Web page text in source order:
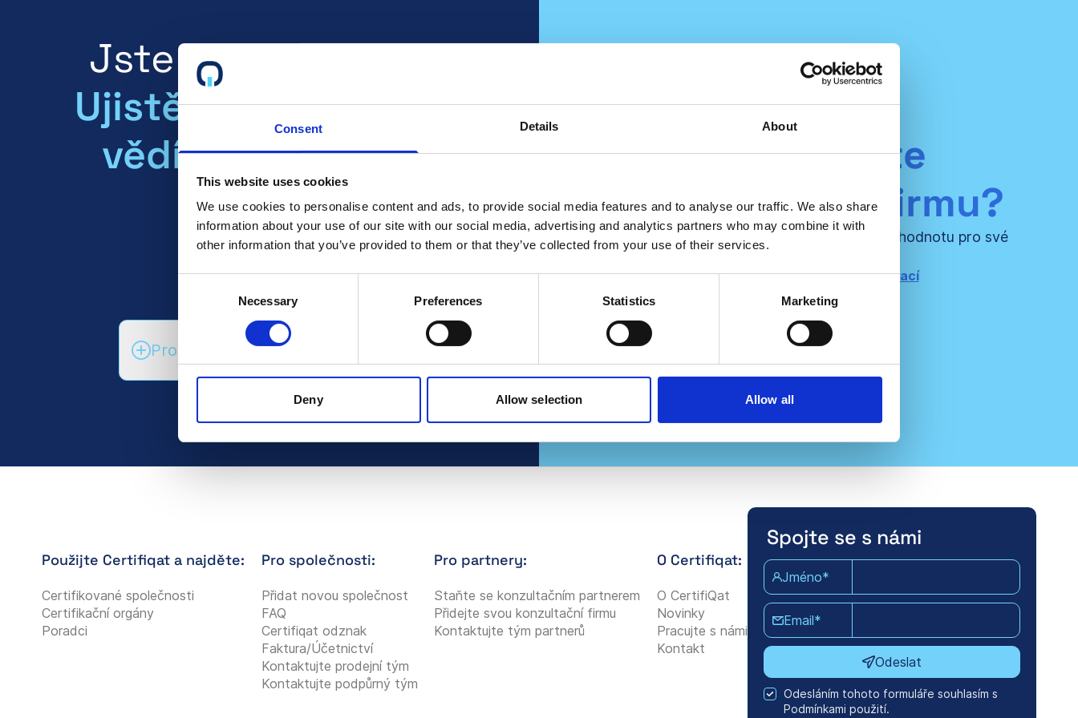
Consent Details About
This website uses cookies
We use cookies to personalise content and ads, to provide social media features and to analyse our traffic. We also share
information about your use of our site with our social media, advertising and analytics partners who may combine it with
other information that you’ve provided to them or that they’ve collected from your use of their services.
Necessary Preferences Statistics Marketing
Deny Allow selection Allow all
Jste certifikováni?
Ujistěte se, že o tom
vědí vaši budoucí
klienti!
Promluvte si s oddělením prodeje
Zastupujete
poradenskou firmu?
Spolupracujte s námi a vytvořte ještě větší hodnotu pro své
Kontaktujte nás pro více informací
Použijte Certifiqat a najděte:
Certifikované společnosti
Certifikační orgány
Poradci
Pro společnosti:
Přidat novou společnost
FAQ
Certifiqat odznak
Faktura/Účetnictví
Kontaktujte prodejní tým
Kontaktujte podpůrný tým
Pro partnery:
Staňte se konzultačním partnerem
Přidejte svou konzultační firmu
Kontaktujte tým partnerů
O Certifiqat:
O CertifiQat
Novinky
Pracujte s námi
Kontakt
Spojte se s námi
Jméno*
Email*
Odeslat
Odesláním tohoto formuláře souhlasím s
Podmínkami použití.